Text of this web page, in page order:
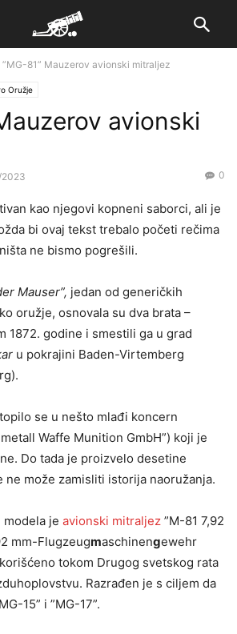
”MG-81” Mauzerov avionski mitraljez
Oružje
avionski
0
kao njegovi kopneni saborci, ali je
bi ovaj tekst trebalo početi rečima
ne bismo pogrešili.
Mauser”, jedan od generičkih
oružje, osnovala su dva brata –
1872. godine i smestili ga u grad
u pokrajini Baden-Virtemberg
se u nešto mlađi koncern
Waffe Munition GmbH”) koji je
Do tada je proizvelo desetine
ne može zamisliti istorija naoružanja.
je avionski mitraljez ”M-81 7,92
mm-Flugzeugmaschinengewehr
tokom Drugog svetskog rata
Razrađen je s ciljem da
15” i ”MG-17”.